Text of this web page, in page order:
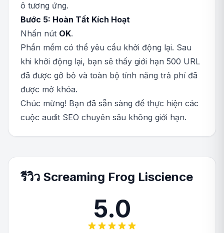
ô tương ứng.
Bước 5: Hoàn Tất Kích Hoạt
Nhấn nút OK.
Phần mềm có thể yêu cầu khởi động lại. Sau
khi khởi động lại, bạn sẽ thấy giới hạn 500 URL
đã được gỡ bỏ và toàn bộ tính năng trả phí đã
được mở khóa.
Chúc mừng! Bạn đã sẵn sàng để thực hiện các
cuộc audit SEO chuyên sâu không giới hạn.
รีวิว Screaming Frog Liscience
5.0